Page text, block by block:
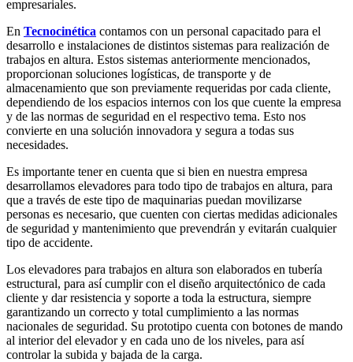
empresariales.
En Tecnocinética contamos con un personal capacitado para el
desarrollo e instalaciones de distintos sistemas para realización de
trabajos en altura. Estos sistemas anteriormente mencionados,
proporcionan soluciones logísticas, de transporte y de
almacenamiento que son previamente requeridas por cada cliente,
dependiendo de los espacios internos con los que cuente la empresa
y de las normas de seguridad en el respectivo tema. Esto nos
convierte en una solución innovadora y segura a todas sus
necesidades.
Es importante tener en cuenta que si bien en nuestra empresa
desarrollamos elevadores para todo tipo de trabajos en altura, para
que a través de este tipo de maquinarias puedan movilizarse
personas es necesario, que cuenten con ciertas medidas adicionales
de seguridad y mantenimiento que prevendrán y evitarán cualquier
tipo de accidente.
Los elevadores para trabajos en altura son elaborados en tubería
estructural, para así cumplir con el diseño arquitectónico de cada
cliente y dar resistencia y soporte a toda la estructura, siempre
garantizando un correcto y total cumplimiento a las normas
nacionales de seguridad. Su prototipo cuenta con botones de mando
al interior del elevador y en cada uno de los niveles, para así
controlar la subida y bajada de la carga.